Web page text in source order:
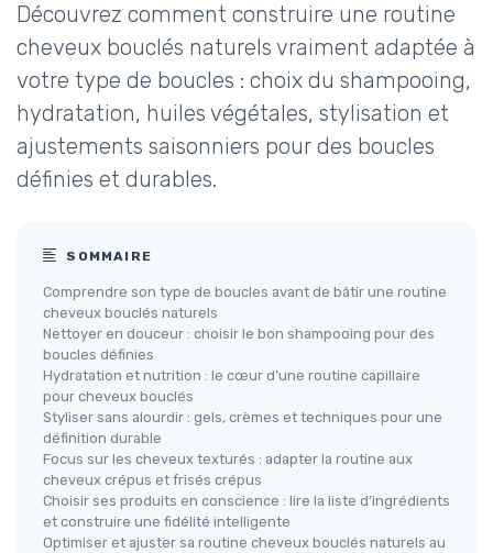
Découvrez comment construire une routine
cheveux bouclés naturels vraiment adaptée à
votre type de boucles : choix du shampooing,
hydratation, huiles végétales, stylisation et
ajustements saisonniers pour des boucles
définies et durables.
SOMMAIRE
Comprendre son type de boucles avant de bâtir une routine
cheveux bouclés naturels
Nettoyer en douceur : choisir le bon shampooing pour des
boucles définies
Hydratation et nutrition : le cœur d’une routine capillaire
pour cheveux bouclés
Styliser sans alourdir : gels, crèmes et techniques pour une
définition durable
Focus sur les cheveux texturés : adapter la routine aux
cheveux crépus et frisés crépus
Choisir ses produits en conscience : lire la liste d’ingrédients
et construire une fidélité intelligente
Optimiser et ajuster sa routine cheveux bouclés naturels au